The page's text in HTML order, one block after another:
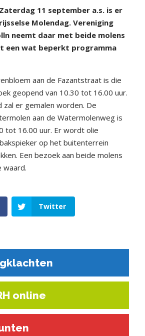
Zaterdag 11 september a.s. is er
Molendag. Vereniging
neemt daar met beide molens
een wat beperkt programma
aan de Fazantstraat is die
geopend van 10.30 tot 16.00 uur.
zal er gemalen worden. De
aan de Watermolenweg is
tot 16.00 uur. Er wordt olie
op het buitenterrein
Een bezoek aan beide molens
waard.
Twitter
online